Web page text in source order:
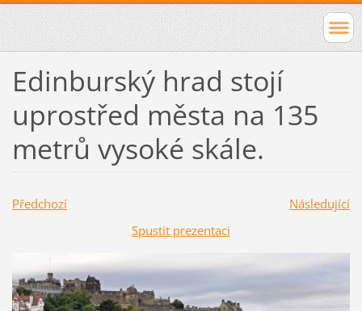
Edinburský hrad stojí
uprostřed města na 135
metrů vysoké skále.
Předchozí
Následující
Spustit prezentaci